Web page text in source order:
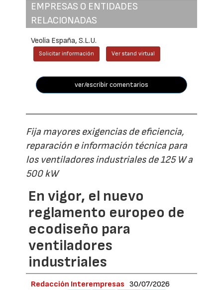
EMPRESAS O ENTIDADES
RELACIONADAS
Veolia España, S.L.U.
Solicitar información Ver stand virtual
ver/escribir comentarios
Fija mayores exigencias de eficiencia,
reparación e información técnica para
los ventiladores industriales de 125 W a
500 kW
En vigor, el nuevo
reglamento europeo de
ecodiseño para
ventiladores
industriales
Redacción Interempresas 30/07/2026